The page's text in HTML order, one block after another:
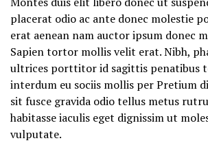
placerat odio ac ante donec molestie
erat aenean nam auctor ipsum donec
Sapien tortor mollis velit erat. Nibh,
ultrices porttitor id sagittis penatibus
interdum eu sociis mollis per Pretium
sit fusce gravida odio tellus metus
habitasse iaculis eget dignissim ut
vulputate.